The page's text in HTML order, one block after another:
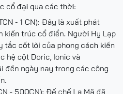
cổ đại qua các thời:
- 1 CN): Đây là xuất phát
kiến trúc cổ điển. Người Hy Lạp
tắc cốt lõi của phong cách kiến
hệ cột Doric, Ionic và
đến ngày nay trong các công
- 500CN): Đế chế La Mã đã